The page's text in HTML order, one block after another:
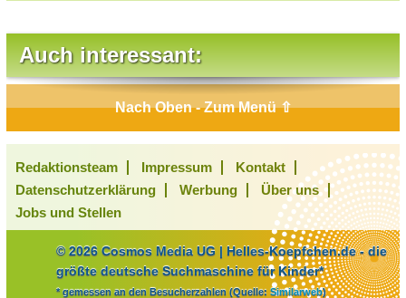
Auch interessant:
Nach Oben - Zum Menü ⇧
Redaktionsteam Impressum
Kontakt
Datenschutzerklärung
Werbung
Über uns
Jobs und Stellen
© 2026 Cosmos Media UG | Helles-Koepfchen.de - die
größte deutsche Suchmaschine für Kinder*
* gemessen an den Besucherzahlen (Quelle: Similarweb)